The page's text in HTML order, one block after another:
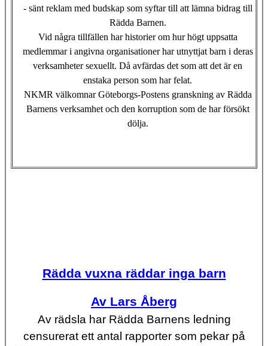
- sänt reklam med budskap som syftar till att lämna bidrag till
Rädda Barnen.
Vid några tillfällen har historier om hur högt uppsatta
medlemmar i angivna organisationer har utnyttjat barn i deras
verksamheter sexuellt. Då avfärdas det som att det är en
enstaka person som har felat.
NKMR välkomnar Göteborgs-Postens granskning av Rädda
Barnens verksamhet och den korruption som de har försökt
dölja.
Rädda vuxna räddar inga barn
Av Lars Åberg
Av rädsla har Rädda Barnens ledning
censurerat ett antal rapporter som pekar på